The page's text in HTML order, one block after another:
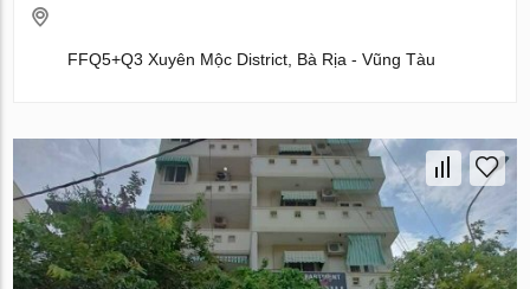
FFQ5+Q3 Xuyên Mộc District, Bà Rịa - Vũng Tàu